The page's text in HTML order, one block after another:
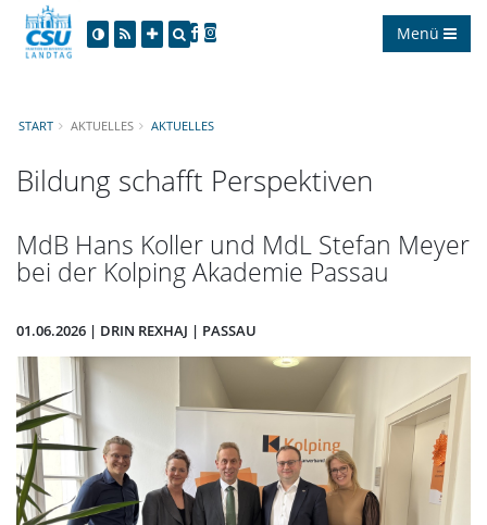
Menü
START AKTUELLES AKTUELLES
Bildung schafft Perspektiven
MdB Hans Koller und MdL Stefan Meyer
bei der Kolping Akademie Passau
01.06.2026 | DRIN REXHAJ | PASSAU